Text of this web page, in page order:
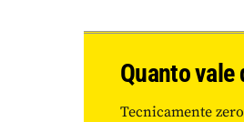
Quanto
Tecnicamente